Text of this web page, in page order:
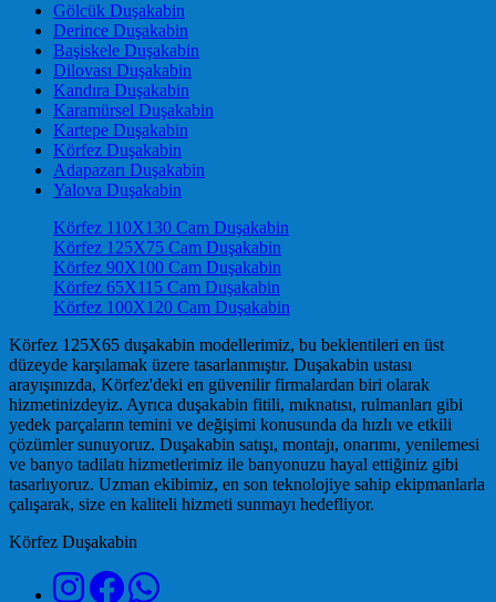
Gölcük Duşakabin
Derince Duşakabin
Başiskele Duşakabin
Dilovası Duşakabin
Kandıra Duşakabin
Karamürsel Duşakabin
Kartepe Duşakabin
Körfez Duşakabin
Adapazarı Duşakabin
Yalova Duşakabin
Körfez 110X130 Cam Duşakabin
Körfez 125X75 Cam Duşakabin
Körfez 90X100 Cam Duşakabin
Körfez 65X115 Cam Duşakabin
Körfez 100X120 Cam Duşakabin
Körfez 125X65 duşakabin modellerimiz, bu beklentileri en üst
düzeyde karşılamak üzere tasarlanmıştır. Duşakabin ustası
arayışınızda, Körfez'deki en güvenilir firmalardan biri olarak
hizmetinizdeyiz. Ayrıca duşakabin fitili, mıknatısı, rulmanları gibi
yedek parçaların temini ve değişimi konusunda da hızlı ve etkili
çözümler sunuyoruz. Duşakabin satışı, montajı, onarımı, yenilemesi
ve banyo tadilatı hizmetlerimiz ile banyonuzu hayal ettiğiniz gibi
tasarlıyoruz. Uzman ekibimiz, en son teknolojiye sahip ekipmanlarla
çalışarak, size en kaliteli hizmeti sunmayı hedefliyor.
Körfez Duşakabin